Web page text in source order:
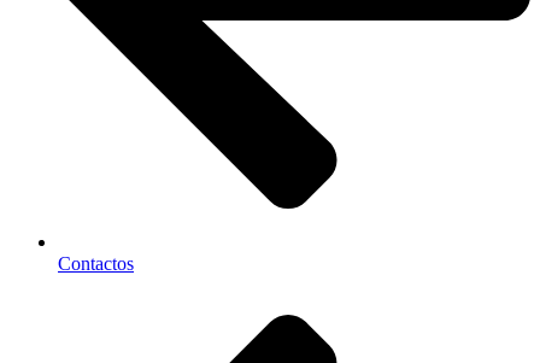
Contactos